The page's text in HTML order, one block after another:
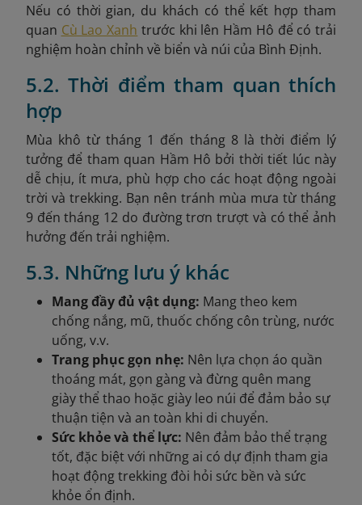
Nếu có thời gian, du khách có thể kết hợp tham
quan Cù Lao Xanh trước khi lên Hầm Hô để có trải
nghiệm hoàn chỉnh về biển và núi của Bình Định.
5.2. Thời điểm tham quan thích
hợp
Mùa khô từ tháng 1 đến tháng 8 là thời điểm lý
tưởng để tham quan Hầm Hô bởi thời tiết lúc này
dễ chịu, ít mưa, phù hợp cho các hoạt động ngoài
trời và trekking. Bạn nên tránh mùa mưa từ tháng
9 đến tháng 12 do đường trơn trượt và có thể ảnh
hưởng đến trải nghiệm.
5.3. Những lưu ý khác
Mang đầy đủ vật dụng: Mang theo kem
chống nắng, mũ, thuốc chống côn trùng, nước
uống, v.v.
Trang phục gọn nhẹ: Nên lựa chọn áo quần
thoáng mát, gọn gàng và đừng quên mang
giày thể thao hoặc giày leo núi để đảm bảo sự
thuận tiện và an toàn khi di chuyển.
Sức khỏe và thể lực: Nên đảm bảo thể trạng
tốt, đặc biệt với những ai có dự định tham gia
hoạt động trekking đòi hỏi sức bền và sức
khỏe ổn định.